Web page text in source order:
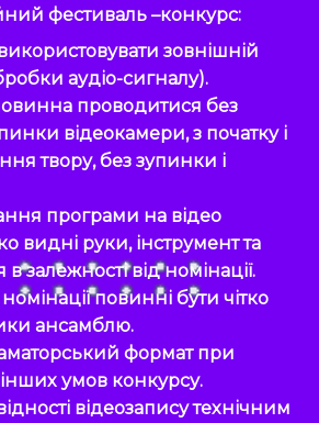
фестиваль –конкурс:
зовнішній
аудіо-сигналу).
проводитися без
відеокамери, з початку і
твору, без зупинки і
програми на відео
видні руки, інструмент та
залежності від номінації.
повинні бути чітко
ансамблю.
формат при
умов конкурсу.
відеозапису технічним